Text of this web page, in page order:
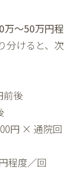
万〜50万円程
分けると、次
前後
円 × 通院回
程度／回